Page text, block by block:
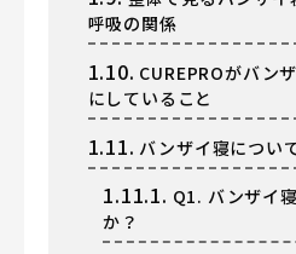
呼吸の関係
1.10. CUREPROがバン
にしていること
1.11. バンザイ寝につい
1.11.1. Q1. バンザイ
か？